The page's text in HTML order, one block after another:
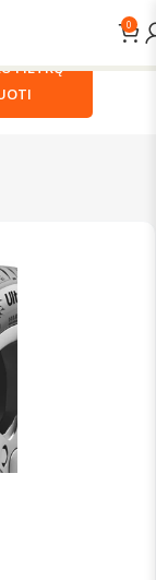
0
FILTRŲ